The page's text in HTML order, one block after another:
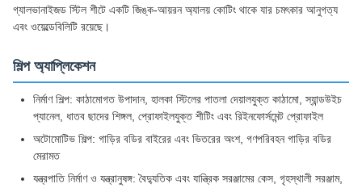
গ্যালভানাইজড স্টিল শীটে একটি জিঙ্ক-আয়রন অ্যালয় কোটিং থাকে যার চমৎকার আনুগত্য
এবং ওয়েল্ডেবিলিটি রয়েছে।
শিল্প অ্যাপ্লিকেশন
নির্মাণ শিল্প: কাঠামোগত উপাদান, হালকা স্টিলের পাতলা দেয়ালযুক্ত কাঠামো, স্যান্ডউইচ
প্যানেল, ধাতব ছাদের শিঙ্গল, প্রোফাইলযুক্ত শীটিং এবং রিইনফোর্সমেন্ট প্রোফাইল
অটোমোটিভ শিল্প: গাড়ির বডির বাইরের এবং ভিতরের অংশ, গণপরিবহন গাড়ির বডির
মেরামত
যন্ত্রপাতি নির্মাণ ও যন্ত্রানুষঙ্গ: বৈদ্যুতিক এবং যান্ত্রিক সরঞ্জামের কেস, গৃহস্থালী সরঞ্জাম,